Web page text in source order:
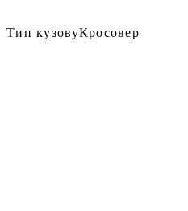
Тип кузовуКросовер